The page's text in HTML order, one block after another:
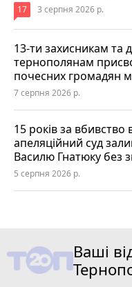
17 3 серпня 2026 р.
13-ти захисникам та
тернополянам
почесних громадян
7 серпня 2026 р.
15 років за вбивство
апеляційний суд
Василю Гнатюку без
5 серпня 2026 р.
Ваші